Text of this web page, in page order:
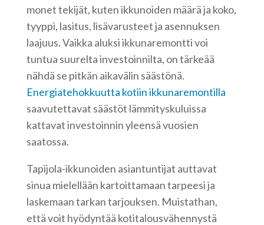
monet tekijät, kuten ikkunoiden määrä ja koko,
tyyppi, lasitus, lisävarusteet ja asennuksen
laajuus. Vaikka aluksi ikkunaremontti voi
tuntua suurelta investoinnilta, on tärkeää
nähdä se pitkän aikavälin säästönä.
Energiatehokkuutta kotiin ikkunaremontilla
saavutettavat säästöt lämmityskuluissa
kattavat investoinnin yleensä vuosien
saatossa.
Tapijola-ikkunoiden asiantuntijat auttavat
sinua mielellään kartoittamaan tarpeesi ja
laskemaan tarkan tarjouksen. Muistathan,
että voit hyödyntää kotitalousvähennystä